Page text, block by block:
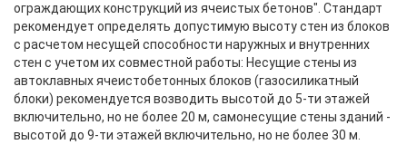
ограждающих конструкций из ячеистых бетонов". Стандарт
рекомендует определять допустимую высоту стен из блоков
с расчетом несущей способности наружных и внутренних
стен с учетом их совместной работы: Несущие стены из
автоклавных ячеистобетонных блоков (газосиликатный
блоки) рекомендуется возводить высотой до 5-ти этажей
включительно, но не более 20 м, самонесущие стены зданий -
высотой до 9-ти этажей включительно, но не более 30 м.